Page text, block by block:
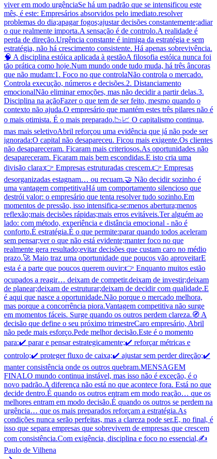
viver em modo urgênciaSe há um padrão que se intensificou este
mês, é este: Empresários absorvidos pelo imediato.resolver
problemas do dia;apagar fogos;ajustar decisões constantemente;adiar
o que realmente importa.A sensação é de controlo.A realidade é
perda de direção.Urgência constante é inimiga da estratégia e sem
estratégia, não há crescimento consistente. Há apenas sobrevivência.
🧠 A disciplina estóica aplicada à gestãoA filosofia estóica nunca foi
tão prática como hoje.Num mundo onde tudo muda, há três âncoras
que não mudam:1. Foco no que controlaNão controla o mercado.
Controla execução, números e decisões.2. Distanciamento
emocionalNão eliminar emoções, mas não decidir a partir delas.3.
Disciplina na açãoFazer o que tem de ser feito, mesmo quando o
contexto não ajuda.O empresário que mantém estes três pilares não é
o mais otimista. É o mais preparado.📉📈 O capitalismo continua,
mas mais seletivoAbril reforçou uma evidência que já não pode ser
ignorada:O capital não desapareceu. Ficou mais exigente.Os clientes
não desapareceram. Ficaram mais criteriosos.As oportunidades não
desapareceram. Ficaram mais bem escondidas.E isto cria uma
divisão clara:👉 Empresas estruturadas crescem.👉 Empresas
desorganizadas estagnam… ou recuam.🤝 Não decidir sozinho é
uma vantagem competitivaHá um comportamento silencioso que
destrói valor: o empresário que tenta resolver tudo sozinho.Em
momentos de pressão, isso intensifica-se:menos abertura;menos
reflexão;mais decisões rápidas;mais erros evitáveis.Ter alguém ao
lado: com método, experiência e distância emocional - não é
conforto.É estratégia.É o que permite:parar quando todos aceleram
sem pensar;ver o que não está evidente;manter foco no que
realmente gera resultado;evitar decisões que custam caro no médio
prazo.🚀 Maio traz uma oportunidade que poucos vão aproveitarE
esta é a parte que poucos querem ouvir:👉 Enquanto muitos estão
ocupados a reagir… deixam de competir.deixam de investir;deixam
de planear;deixam de estruturar;deixam de decidir com qualidade.E
é aqui que nasce a oportunidade.Não porque o mercado melhora,
mas porque a concorrência piora.Vantagem competitiva não surge
em momentos fáceis. Surge quando os outros perdem clareza.🧭 A
decisão que define o seu próximo trimestreCaro empresário, Abril
não pede mais esforço.Pede melhor decisão.Este é o momento
para:✔️ parar e pensar estrategicamente;✔️ reforçar métricas e
controlo;✔️ proteger fluxo de caixa;✔️ ajustar sem perder direção;✔️
manter consistência onde os outros quebram.MENSAGEM
FINALO mundo continua instável, mas isso não é exceção, é o
novo padrão.A diferença não está no que acontece fora. Está no que
decide dentro.É quando os outros entram em modo reação… que os
melhores entram em modo decisão.É quando os outros se perdem na
urgência… que os mais preparados reforçam a estratégia.As
condições nunca serão perfeitas, mas a clareza pode ser.E, no final, é
isso que separa empresas que sobrevivem de empresas que crescem
com consistência.Com exigência, disciplina e foco no essencial,✍️
Paulo de Vilhena